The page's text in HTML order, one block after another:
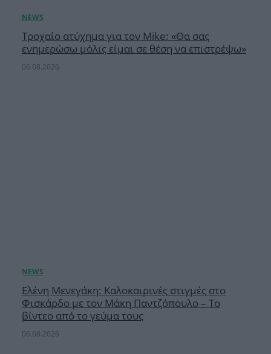
Τροχαίο ατύχημα για τον Mike: «Θα σας
ενημερώσω μόλις είμαι σε θέση να επιστρέψω»
06.08.2026
Ελένη Μενεγάκη: Καλοκαιρινές στιγμές στο
Φισκάρδο με τον Μάκη Παντζόπουλο – Το
βίντεο από το γεύμα τους
06.08.2026